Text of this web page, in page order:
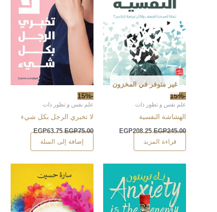
-15%
غير متوفر في المخزون
علم نفس و تطور ذات
الهشاشة النفسية
EGP245.00
EGP208.25
قراءة المزيد
-15%
علم نفس و تطور ذات
لا تخبري الرجل بكل شيء
EGP75.00
EGP63.75
إضافة إلى السلة